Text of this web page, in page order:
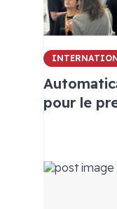
pour le